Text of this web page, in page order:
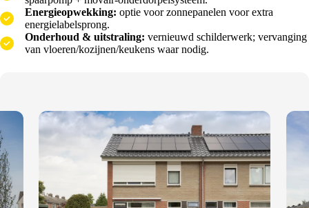
Energieopwekking: optie voor zonnepanelen voor extra
energielabelsprong.
Onderhoud & uitstraling: vernieuwd schilderwerk; vervanging
van vloeren/kozijnen/keukens waar nodig.